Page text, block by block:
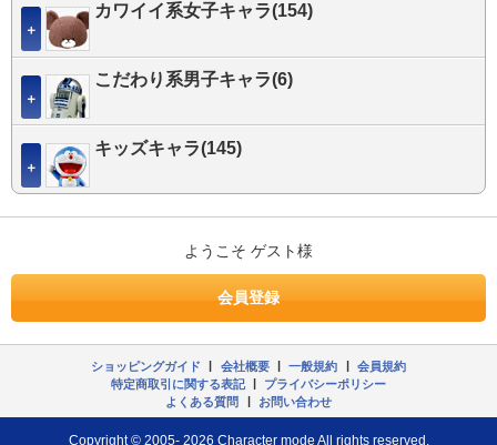
＋
カワイイ系女子キャラ(154)
＋
こだわり系男子キャラ(6)
＋
キッズキャラ(145)
ようこそ ゲスト様
会員登録
ショッピングガイド | 会社概要 | 一般規約 | 会員規約
特定商取引に関する表記
|
プライバシーポリシー
よくある質問
| お問い合わせ
Copyright © 2005- 2026 Character mode All rights reserved.